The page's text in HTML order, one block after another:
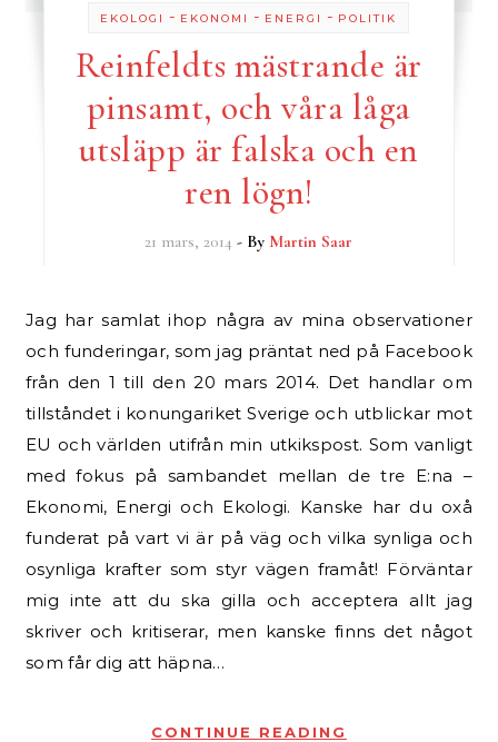
EKOLOGI - EKONOMI - ENERGI - POLITIK
Reinfeldts mästrande är
pinsamt, och våra låga
utsläpp är falska och en
ren lögn!
21 mars, 2014 - By Martin Saar
Jag har samlat ihop några av mina observationer
och funderingar, som jag präntat ned på Facebook
från den 1 till den 20 mars 2014. Det handlar om
tillståndet i konungariket Sverige och utblickar mot
EU och världen utifrån min utkikspost. Som vanligt
med fokus på sambandet mellan de tre E:na –
Ekonomi, Energi och Ekologi. Kanske har du oxå
funderat på vart vi är på väg och vilka synliga och
osynliga krafter som styr vägen framåt! Förväntar
mig inte att du ska gilla och acceptera allt jag
skriver och kritiserar, men kanske finns det något
som får dig att häpna…
CONTINUE READING